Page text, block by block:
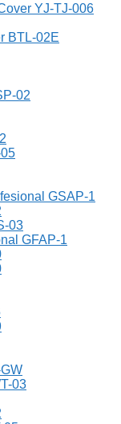
YJ-TJ-006
BTL-02E
02
GSAP-1
03
GFAP-1
03